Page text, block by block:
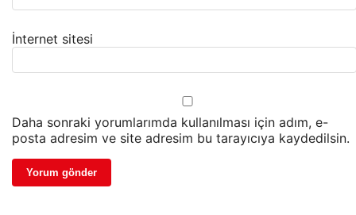
İnternet sitesi
Daha sonraki yorumlarımda kullanılması için adım, e-
posta adresim ve site adresim bu tarayıcıya kaydedilsin.